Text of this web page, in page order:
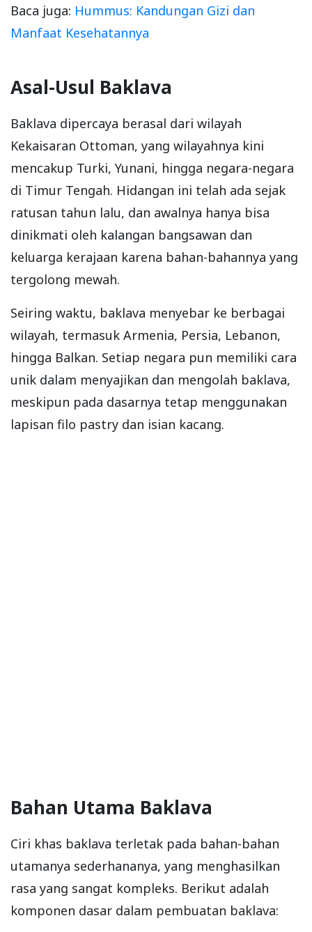
Baca juga: Hummus: Kandungan Gizi dan
Manfaat Kesehatannya
Asal-Usul Baklava
Baklava dipercaya berasal dari wilayah
Kekaisaran Ottoman, yang wilayahnya kini
mencakup Turki, Yunani, hingga negara-negara
di Timur Tengah. Hidangan ini telah ada sejak
ratusan tahun lalu, dan awalnya hanya bisa
dinikmati oleh kalangan bangsawan dan
keluarga kerajaan karena bahan-bahannya yang
tergolong mewah.
Seiring waktu, baklava menyebar ke berbagai
wilayah, termasuk Armenia, Persia, Lebanon,
hingga Balkan. Setiap negara pun memiliki cara
unik dalam menyajikan dan mengolah baklava,
meskipun pada dasarnya tetap menggunakan
lapisan filo pastry dan isian kacang.
Bahan Utama Baklava
Ciri khas baklava terletak pada bahan-bahan
utamanya sederhananya, yang menghasilkan
rasa yang sangat kompleks. Berikut adalah
komponen dasar dalam pembuatan baklava: